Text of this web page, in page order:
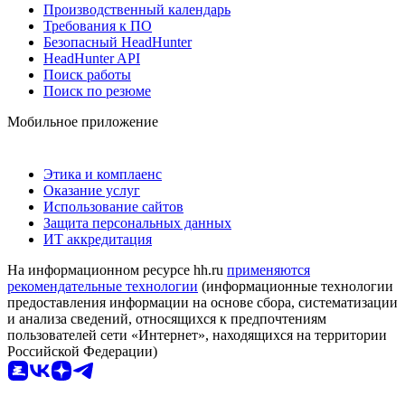
Производственный календарь
Требования к ПО
Безопасный HeadHunter
HeadHunter API
Поиск работы
Поиск по резюме
Мобильное приложение
Этика и комплаенс
Оказание услуг
Использование сайтов
Защита персональных данных
ИТ аккредитация
На информационном ресурсе hh.ru применяются
рекомендательные технологии (информационные технологии
предоставления информации на основе сбора, систематизации
и анализа сведений, относящихся к предпочтениям
пользователей сети «Интернет», находящихся на территории
Российской Федерации)